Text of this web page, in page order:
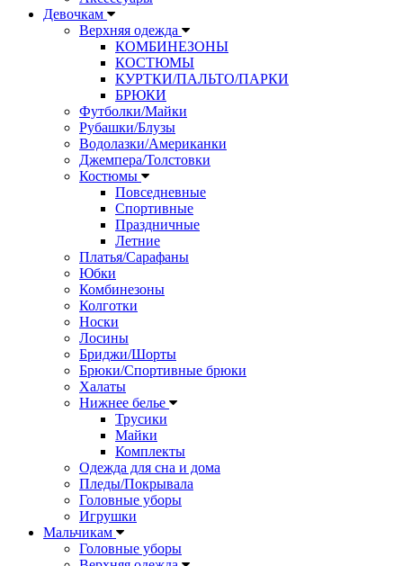
Девочкам
Верхняя одежда
КОМБИНЕЗОНЫ
КОСТЮМЫ
КУРТКИ/ПАЛЬТО/ПАРКИ
БРЮКИ
Футболки/Майки
Рубашки/Блузы
Водолазки/Американки
Джемпера/Толстовки
Костюмы
Повседневные
Спортивные
Праздничные
Летние
Платья/Сарафаны
Юбки
Комбинезоны
Колготки
Носки
Лосины
Бриджи/Шорты
Брюки/Спортивные брюки
Халаты
Нижнее белье
Трусики
Майки
Комплекты
Одежда для сна и дома
Пледы/Покрывала
Головные уборы
Игрушки
Мальчикам
Головные уборы